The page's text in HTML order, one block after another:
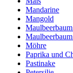
Mandarine
Mangold
Möhre
Paprika und
Pastinake